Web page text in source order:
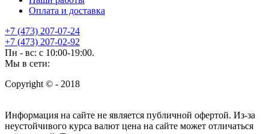
Оплата и доставка
+7 (473) 207-07-24
+7 (473) 207-02-92
Пн - вс: с 10:00-19:00.
Мы в сети:
Copyright © - 2018
Информация на сайте не является публичной офертой. Из-за
неустойчивого курса валют цена на сайте может отличаться